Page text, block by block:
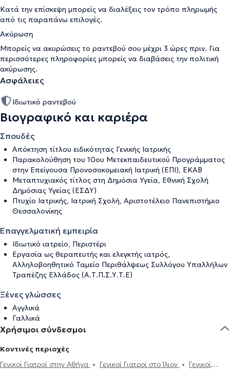
Κατά την επίσκεψη μπορείς να διαλέξεις τον τρόπο πληρωμής
από τις παραπάνω επιλογές.
Ακύρωση
Μπορείς να ακυρώσεις το ραντεβού σου μέχρι 3 ώρες πριν. Για
περισσότερες πληροφορίες μπορείς να διαβάσεις την πολιτική
ακύρωσης.
Ασφάλειες
Ιδιωτικό ραντεβού
Βιογραφικό και καριέρα
Σπουδές
Απόκτηση τίτλου ειδικότητας Γενικής Ιατρικής
Παρακολούθηση του 10ου Μετεκπαιδευτικού Προγράμματος
στην Επείγουσα Προνοσοκομειακή Ιατρική (ΕΠΙ), ΕΚΑΒ
Μεταπτυχιακός τίτλος στη Δημόσια Υγεία, Εθνική Σχολή
Δημόσιας Υγείας (ΕΣΔΥ)
Πτυχίο Ιατρικής, Ιατρική Σχολή, Αριστοτέλειο Πανεπιστήμιο
Θεσσαλονίκης
Επαγγελματική εμπειρία
Ιδιωτικό ιατρείο, Περιστέρι
Εργασία ως θεραπευτής και ελεγκτής ιατρός,
Αλληλοβοηθητικό Ταμείο Περιθάλψεως Συλλόγου Υπαλλήλων
Τραπέζης Ελλάδος (Α.Τ.Π.Σ.Υ.Τ.Ε)
Ξένες γλώσσες
Αγγλικά
Γαλλικά
Χρήσιμοι σύνδεσμοι
Κοντινές περιοχές
Γενικοί Γιατροί στην Αθήνα
Γενικοί Γιατροί στο Ίλιον
Γενικοί